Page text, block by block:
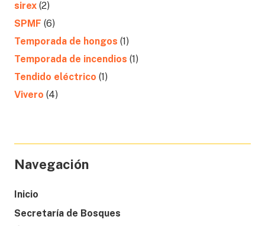
sirex (2)
SPMF (6)
Temporada de hongos (1)
Temporada de incendios (1)
Tendido eléctrico (1)
Vivero (4)
Navegación
Inicio
Secretaría de Bosques